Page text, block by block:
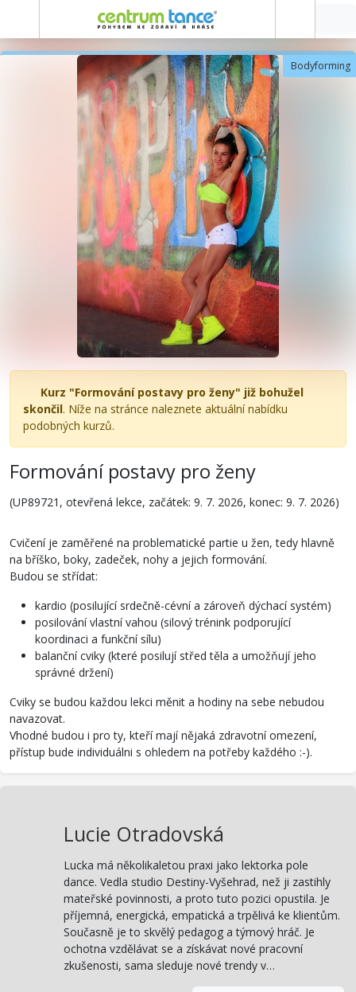
Bodyforming
Kurz "Formování postavy pro ženy" již bohužel
skončil. Níže na stránce naleznete aktuální nabídku
podobných kurzů.
Formování postavy pro ženy
(UP89721, otevřená lekce, začátek: 9. 7. 2026, konec: 9. 7. 2026)
Cvičení je zaměřené na problematické partie u žen, tedy hlavně
na bříško, boky, zadeček, nohy a jejich formování.
Budou se střídat:
kardio (posilující srdečně-cévní a zároveň dýchací systém)
posilování vlastní vahou (silový trénink podporující
koordinaci a funkční sílu)
balanční cviky (které posilují střed těla a umožňují jeho
správné držení)
Cviky se budou každou lekci měnit a hodiny na sebe nebudou
navazovat.
Vhodné budou i pro ty, kteří mají nějaká zdravotní omezení,
přístup bude individuálni s ohledem na potřeby každého :-).
Lucie Otradovská
Lucka má několikaletou praxi jako lektorka pole
dance. Vedla studio Destiny-Vyšehrad, než ji zastihly
mateřské povinnosti, a proto tuto pozici opustila. Je
příjemná, energická, empatická a trpělivá ke klientům.
Současně je to skvělý pedagog a týmový hráč. Je
ochotna vzdělávat se a získávat nové pracovní
zkušenosti, sama sleduje nové trendy v…